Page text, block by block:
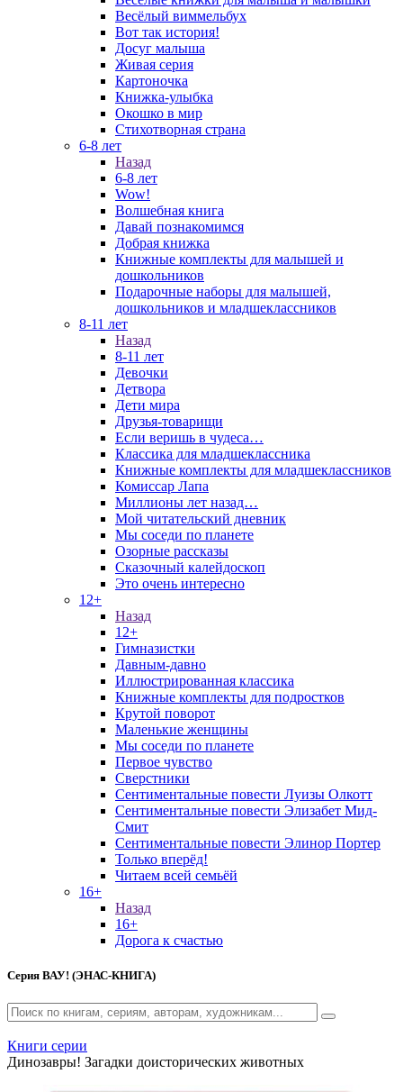
Весёлый виммельбух
Вот так история!
Досуг малыша
Живая серия
Картоночка
Книжка-улыбка
Окошко в мир
Стихотворная страна
6-8 лет
Назад
6-8 лет
Wow!
Волшебная книга
Давай познакомимся
Добрая книжка
Книжные комплекты для малышей и
дошкольников
Подарочные наборы для малышей,
дошкольников и младшеклассников
8-11 лет
Назад
8-11 лет
Девочки
Детвора
Дети мира
Друзья-товарищи
Если веришь в чудеса…
Классика для младшеклассника
Книжные комплекты для младшеклассников
Комиссар Лапа
Миллионы лет назад…
Мой читательский дневник
Мы соседи по планете
Озорные рассказы
Сказочный калейдоскоп
Это очень интересно
12+
Назад
12+
Гимназистки
Давным-давно
Иллюстрированная классика
Книжные комплекты для подростков
Крутой поворот
Маленькие женщины
Мы соседи по планете
Первое чувство
Сверстники
Сентиментальные повести Луизы Олкотт
Сентиментальные повести Элизабет Мид-
Смит
Сентиментальные повести Элинор Портер
Только вперёд!
Читаем всей семьёй
16+
Назад
16+
Дорога к счастью
Серия ВАУ! (ЭНАС-КНИГА)
Книги серии
Динозавры! Загадки доисторических животных